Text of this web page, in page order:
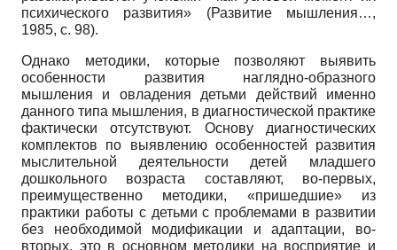
психического развития» (Развитие мышления…,
1985, с. 98).
Однако методики, которые позволяют выявить
особенности развития наглядно-образного
мышления и овладения детьми действий именно
данного типа мышления, в диагностической практике
фактически отсутствуют. Основу диагностических
комплектов по выявлению особенностей развития
мыслительной деятельности детей младшего
дошкольного возраста составляют, во-первых,
преимущественно методики, «пришедшие» из
практики работы с детьми с проблемами в развитии
без необходимой модификации и адаптации, во-
вторых, это в основном методики на восприятие и